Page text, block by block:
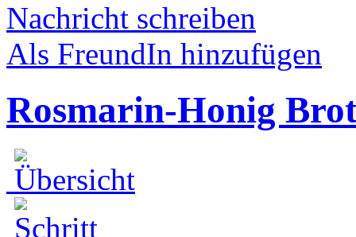
Nachricht schreiben
Als FreundIn hinzufügen
Rosmarin-Honig